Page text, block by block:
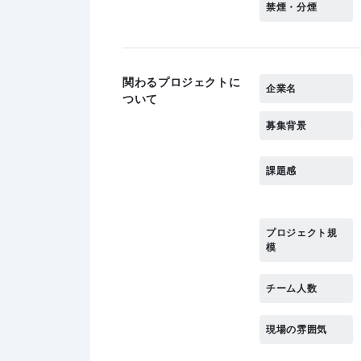
禁煙・分煙
関わるプロジェクトに
ついて
企業名
募集背景
課題感
プロジェクト規
模
チーム人数
現場の雰囲気